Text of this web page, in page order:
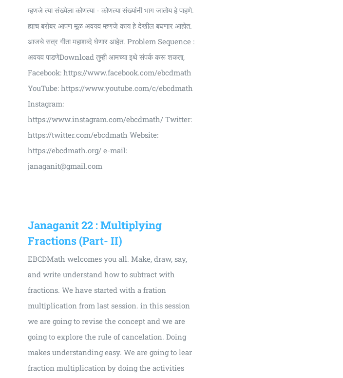
म्हणजे त्या संख्येला कोणत्या - कोणत्या संख्यांनी भाग जातोय हे पाहणे.
ह्याच बरोबर आपण मूळ अवयव म्हणजे काय हे देखील बघणार आहोत.
आजचे सत्र गीता महाशब्दे घेणार आहेत. Problem Sequence :
अवयव पाडणेDownload तुम्ही आमच्या इथे संपर्क करू शकता,
Facebook: https://www.facebook.com/ebcdmath
YouTube: https://www.youtube.com/c/ebcdmath
Instagram:
https://www.instagram.com/ebcdmath/ Twitter:
https://twitter.com/ebcdmath Website:
https://ebcdmath.org/ e-mail:
janaganit@gmail.com
Janaganit 22 : Multiplying
Fractions (Part- II)
EBCDMath welcomes you all. Make, draw, say,
and write understand how to subtract with
fractions. We have started with a fration
multiplication from last session. in this session
we are going to revise the concept and we are
going to explore the rule of cancelation. Doing
makes understanding easy. We are going to lear
fraction multiplication by doing the activities